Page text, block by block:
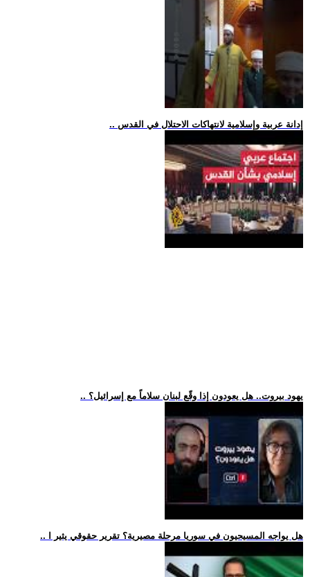
.. إدانة عربية وإسلامية لانتهاكات الاحتلال في القدس
.. يهود بيروت.. هل يعودون إذا وقّع لبنان سلاماً مع إسرائيل؟
.. هل يواجه المسيحيون في سوريا مرحلة مصيرية؟ تقرير حقوقي يثير ا